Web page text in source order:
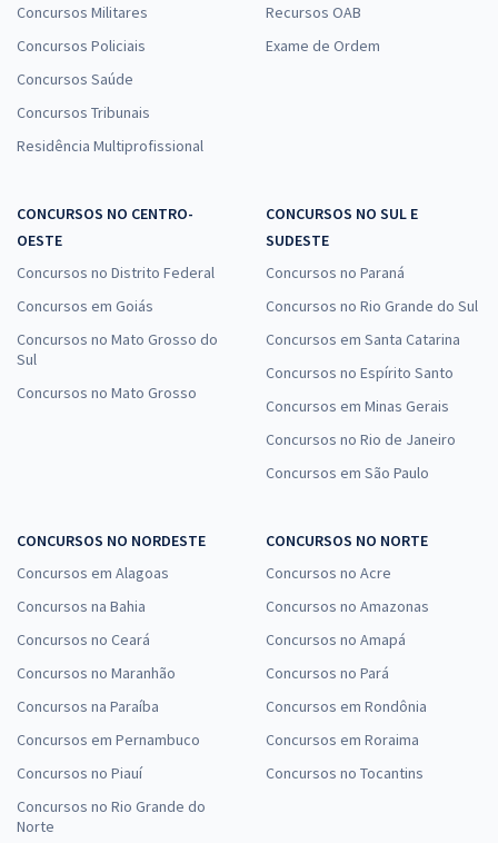
Concursos Militares
Concursos Policiais
Concursos Saúde
Concursos Tribunais
Residência Multiprofissional
Recursos OAB
Exame de Ordem
CONCURSOS NO CENTRO-
OESTE
Concursos no Distrito Federal
Concursos em Goiás
Concursos no Mato Grosso do
Sul
Concursos no Mato Grosso
CONCURSOS NO SUL E
SUDESTE
Concursos no Paraná
Concursos no Rio Grande do Sul
Concursos em Santa Catarina
Concursos no Espírito Santo
Concursos em Minas Gerais
Concursos no Rio de Janeiro
Concursos em São Paulo
CONCURSOS NO NORDESTE
Concursos em Alagoas
Concursos na Bahia
Concursos no Ceará
Concursos no Maranhão
Concursos na Paraíba
Concursos em Pernambuco
Concursos no Piauí
Concursos no Rio Grande do
Norte
CONCURSOS NO NORTE
Concursos no Acre
Concursos no Amazonas
Concursos no Amapá
Concursos no Pará
Concursos em Rondônia
Concursos em Roraima
Concursos no Tocantins